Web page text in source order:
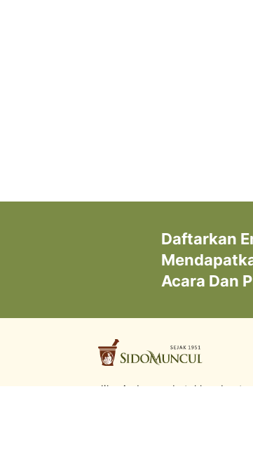
Daftarkan
Acara Dan
Jika Anda membutuhkan